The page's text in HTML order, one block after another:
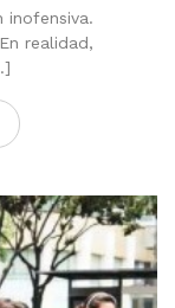
inofensiva.
realidad,